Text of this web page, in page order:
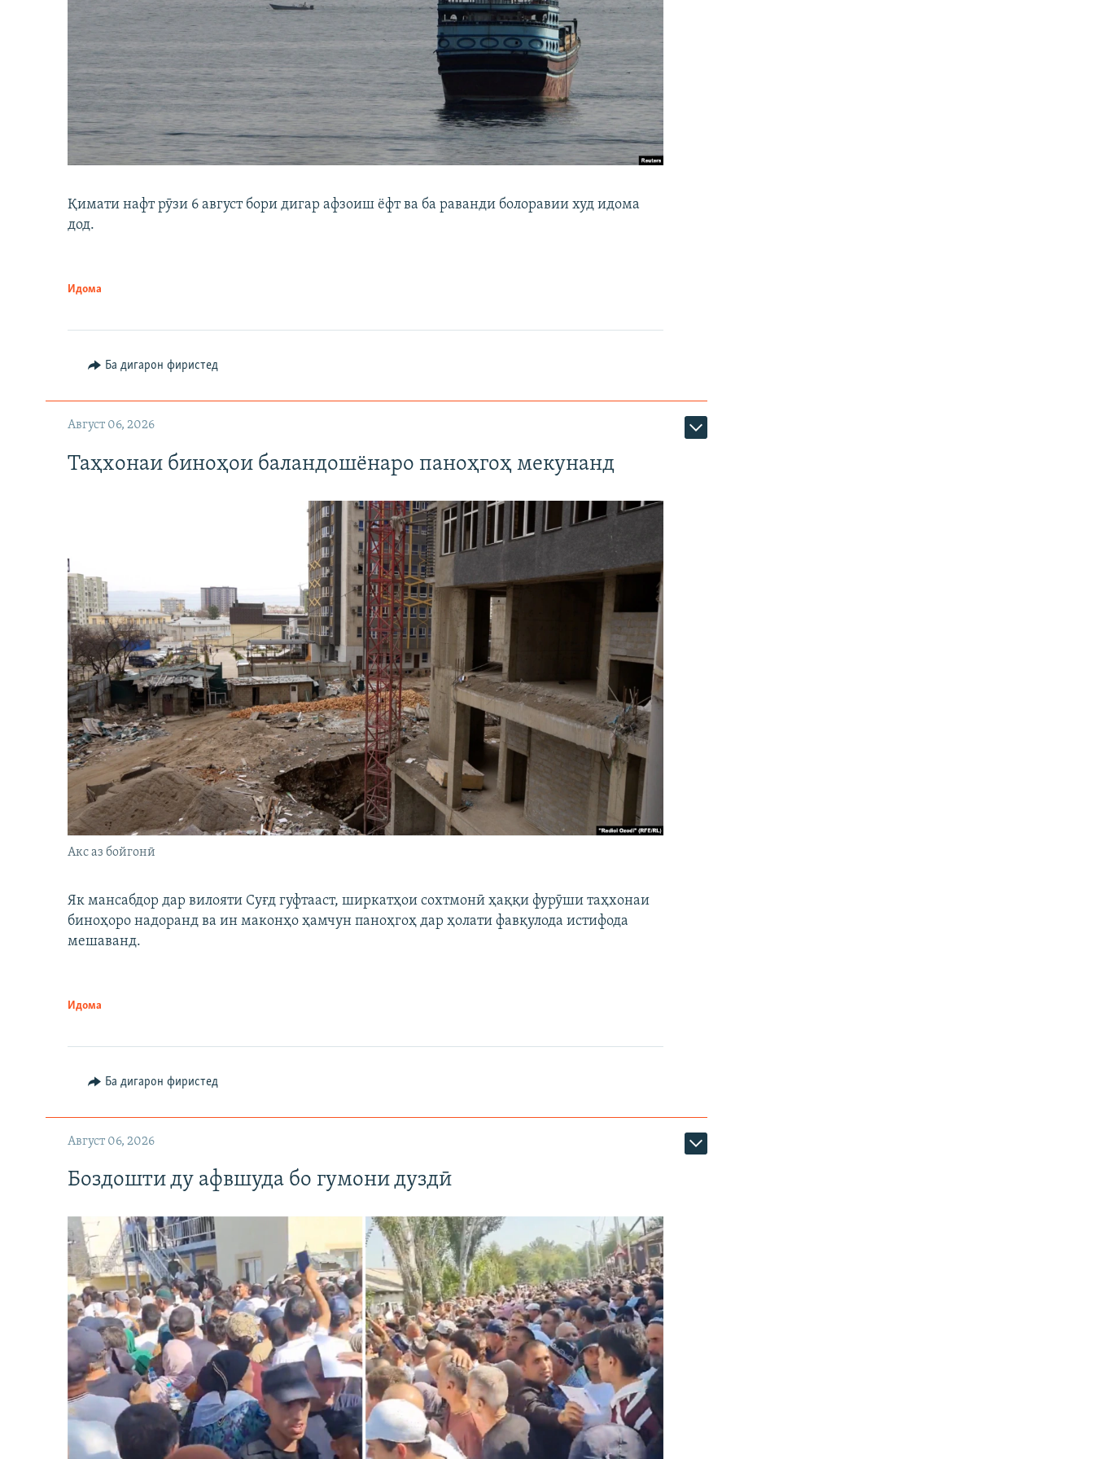
Қимати нафт рӯзи 6 август бори дигар афзоиш ёфт ва ба раванди болоравии худ идома
дод.
Идома
Ба дигарон фиристед
Август 06, 2026
Таҳхонаи биноҳои баландошёнаро паноҳгоҳ мекунанд
Акс аз бойгонӣ
Як мансабдор дар вилояти Суғд гуфтааст, ширкатҳои сохтмонӣ ҳаққи фурӯши таҳхонаи
биноҳоро надоранд ва ин маконҳо ҳамчун паноҳгоҳ дар ҳолати фавқулода истифода
мешаванд.
Идома
Ба дигарон фиристед
Август 06, 2026
Боздошти ду афвшуда бо гумони дуздӣ